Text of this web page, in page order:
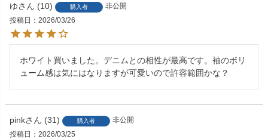
ゆ 10 購入者
非公開
投稿日
2026/03/26
ホワイト買いました。デニムとの相性が最高です。袖のボリ
ューム感は気にはなりますが可愛いので許容範囲かな？
pink 31 購入者
非公開
投稿日
2026/03/25